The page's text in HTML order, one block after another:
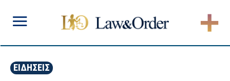
ΕΙΔΗΣΕΙΣ